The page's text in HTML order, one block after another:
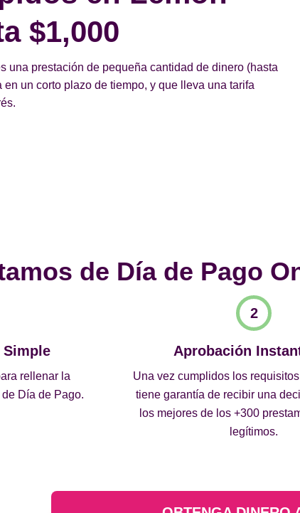
$1,000
una prestación de pequeña cantidad de dinero (hasta
un corto plazo de tiempo, y que lleva una tarifa
de Día de Pago
rellenar la
Día de Pago.
Aprobación
Una vez cumplidos los
tiene garantía de recibir una
los mejores de los +300
legítimos.